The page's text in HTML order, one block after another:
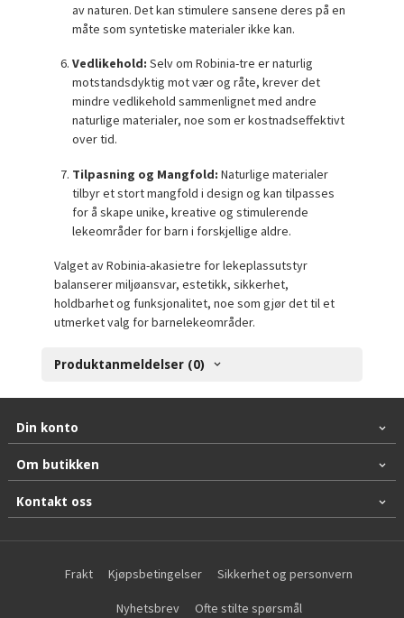
av naturen. Det kan stimulere sansene deres på en
måte som syntetiske materialer ikke kan.
Vedlikehold: Selv om Robinia-tre er naturlig
motstandsdyktig mot vær og råte, krever det
mindre vedlikehold sammenlignet med andre
naturlige materialer, noe som er kostnadseffektivt
over tid.
Tilpasning og Mangfold: Naturlige materialer
tilbyr et stort mangfold i design og kan tilpasses
for å skape unike, kreative og stimulerende
lekeområder for barn i forskjellige aldre.
Valget av Robinia-akasietre for lekeplassutstyr
balanserer miljøansvar, estetikk, sikkerhet,
holdbarhet og funksjonalitet, noe som gjør det til et
utmerket valg for barnelekeområder.
Produktanmeldelser (0)
Din konto
Om butikken
Kontakt oss
Frakt Kjøpsbetingelser Sikkerhet og personvern
Nyhetsbrev Ofte stilte spørsmål